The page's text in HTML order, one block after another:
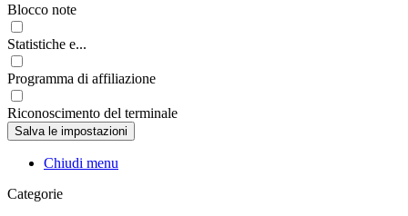
Blocco note
Statistiche e...
Programma di affiliazione
Riconoscimento del terminale
Chiudi menu
Categorie